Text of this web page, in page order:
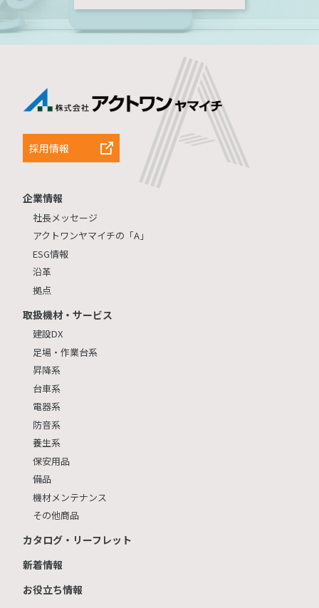
採用情報
企業情報
社長メッセージ
アクトワンヤマイチの「A」
ESG情報
沿革
拠点
取扱機材・サービス
建設DX
足場・作業台系
昇降系
台車系
電器系
防音系
養生系
保安用品
備品
機材メンテナンス
その他商品
カタログ・リーフレット
新着情報
お役立ち情報